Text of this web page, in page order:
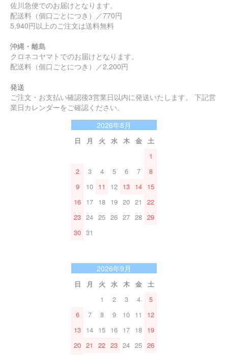
佐川急便でのお届けとなります。
配送料（個口ごとにつき）／770円
5,940円以上のご注文は送料無料
沖縄・離島
クロネコヤマトでのお届けとなります。
配送料（個口ごとにつき）／2,200円
発送
ご注文・お支払い確認後3営業日以内に発送いたします。 下記営
業日カレンダーをご確認ください。
2026年8月
日 月 火 水 木 金
土
1
2
3 4 5 6 7
8
9
10 11 12 13 14 15
16 17 18 19 20 21
22
23 24 25 26 27 28 29
30 31
2026年9月
日 月 火 水 木 金
土
1
2 3 4
5
6
7 8 9 10 11
12
13 14 15 16 17 18 19
20 21 22 23 24 25 26